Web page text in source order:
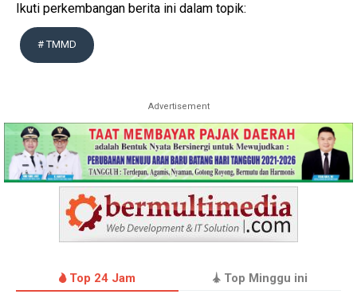
Ikuti perkembangan berita ini dalam topik:
# TMMD
Advertisement
Top 24 Jam Top Minggu ini